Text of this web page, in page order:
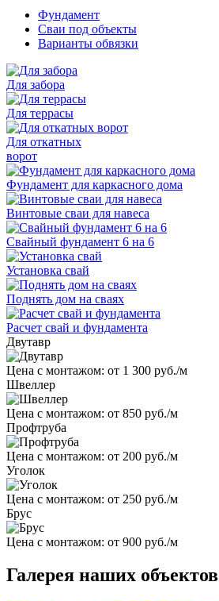
Фундамент
Сваи под объекты
Варианты обвязки
Для забора
Для террасы
Для откатных
ворот
Фундамент для каркасного дома
Винтовые сваи для навеса
Свайный фундамент 6 на 6
Установка свай
Поднять дом на сваях
Расчет свай и фундамента
Двутавр
Цена с монтажом: от 1 300 руб./м
Швеллер
Цена с монтажом: от 850 руб./м
Профтруба
Цена с монтажом: от 200 руб./м
Уголок
Цена с монтажом: от 250 руб./м
Брус
Цена с монтажом: от 900 руб./м
Галерея наших объектов